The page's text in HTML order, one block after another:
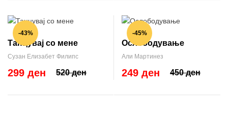
-43%
Танцувај со мене
Сузан Елизабет Филипс
520 ден
299 ден
-45%
Ослободување
Али Мартинез
450 ден
249 ден